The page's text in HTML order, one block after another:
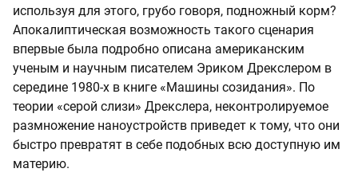
используя для этого, грубо говоря, подножный корм?
Апокалиптическая возможность такого сценария
впервые была подробно описана американским
ученым и научным писателем Эриком Дрекслером в
середине 1980-х в книге «Машины созидания». По
теории «серой слизи» Дрекслера, неконтролируемое
размножение наноустройств приведет к тому, что они
быстро превратят в себе подобных всю доступную им
материю.